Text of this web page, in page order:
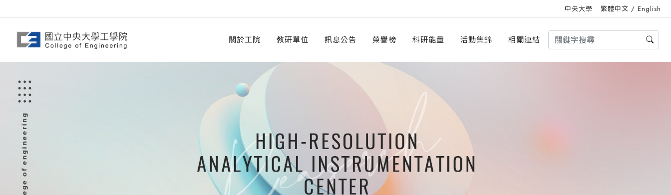
中央大學 繁體中文 / English
關於工院 教研單位 訊息公告 榮譽榜 科研能量 活動集錦 相關連結